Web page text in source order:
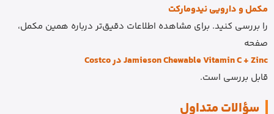
مکمل و دارویی نیدومارکت
را بررسی کنید. برای مشاهده اطلاعات دقیق‌تر درباره همین مکمل،
صفحه
Jamieson Chewable Vitamin C + Zinc در Costco
قابل بررسی است.
سؤالات متداول